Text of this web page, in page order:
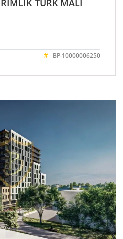
TÜRK MALI
# BP-10000006250